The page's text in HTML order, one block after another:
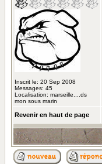
Inscrit le: 20 Sep 2008
Messages: 45
Localisation: marseille....ds
mon sous marin
Revenir en haut de page